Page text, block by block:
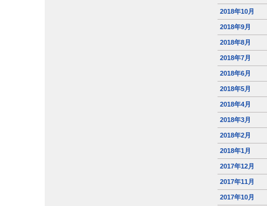
2018年10月
2018年9月
2018年8月
2018年7月
2018年6月
2018年5月
2018年4月
2018年3月
2018年2月
2018年1月
2017年12月
2017年11月
2017年10月